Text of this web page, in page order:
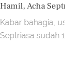
Hamil, Acha
Kabar bahagia,
Septriasa sudah